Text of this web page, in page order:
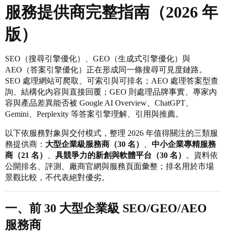
服務提供商完整指南（2026 年
版）
SEO（搜尋引擎優化）、GEO（生成式引擎優化）與
AEO（答案引擎優化）正在形成同一條搜尋可見度鏈路。
SEO 處理網站可爬取、可索引與可排名；AEO 處理答案型查
詢、結構化內容與直接回覆；GEO 則處理品牌事實、專家內
容與產品差異能否被 Google AI Overview、ChatGPT、
Gemini、Perplexity 等答案引擎理解、引用與推薦。
以下依服務對象與交付模式，整理 2026 年值得關注的三類服
務提供商： 大型企業級服務商（30 名）
中小企業專精服務
商（21 名）
具競爭力的新創與軟體平台（30 名）
。資料依
公開排名、評測、廠商官網與服務頁面彙整；排名用於市場
景觀比較，不代表絕對優劣。
一、前 30 大型企業級 SEO/GEO/AEO
服務商